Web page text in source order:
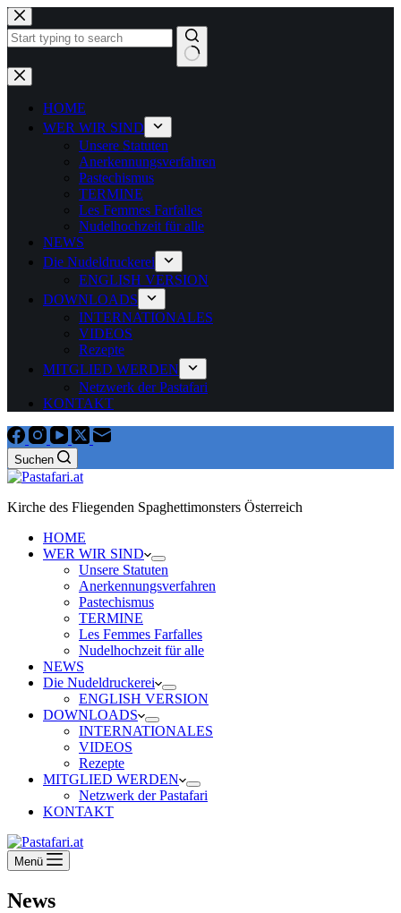
Zum
Inhalt
springen
Keine
Ergebnisse
HOME
WER WIR SIND
Unsere Statuten
Anerkennungsverfahren
Pastechismus
TERMINE
Les Femmes Farfalles
Nudelhochzeit für alle
NEWS
Die Nudeldruckerei
ENGLISH VERSION
DOWNLOADS
INTERNATIONALES
VIDEOS
Rezepte
MITGLIED WERDEN
Netzwerk der Pastafari
KONTAKT
Suchen
Kirche des Fliegenden Spaghettimonsters Österreich
HOME
WER WIR SIND
Unsere Statuten
Anerkennungsverfahren
Pastechismus
TERMINE
Les Femmes Farfalles
Nudelhochzeit für alle
NEWS
Die Nudeldruckerei
ENGLISH VERSION
DOWNLOADS
INTERNATIONALES
VIDEOS
Rezepte
MITGLIED WERDEN
Netzwerk der Pastafari
KONTAKT
Menü
News